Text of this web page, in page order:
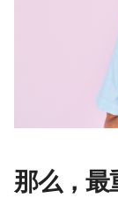
那么，最